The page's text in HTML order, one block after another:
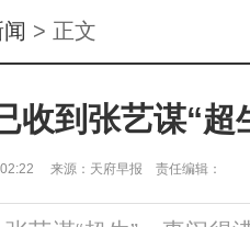
> 正文
收到张艺谋“超
来源：天府早报 责任编辑：